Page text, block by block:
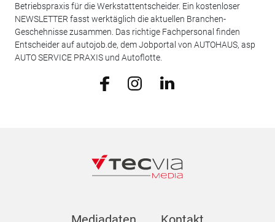
Betriebspraxis für die Werkstattentscheider. Ein kostenloser
NEWSLETTER fasst werktäglich die aktuellen Branchen-
Geschehnisse zusammen. Das richtige Fachpersonal finden
Entscheider auf autojob.de, dem Jobportal von AUTOHAUS, asp
AUTO SERVICE PRAXIS und Autoflotte.